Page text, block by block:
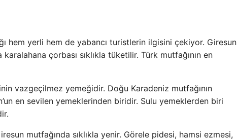
hem yerli hem de yabancı turistlerin ilgisini çekiyor. Giresun
çorbası sıklıkla tüketilir. Türk mutfağının en
vazgeçilmez yemeğidir. Doğu Karadeniz mutfağının
en sevilen yemeklerinden biridir. Sulu yemeklerden biri
mutfağında sıklıkla yenir. Görele pidesi, hamsi ezmesi,